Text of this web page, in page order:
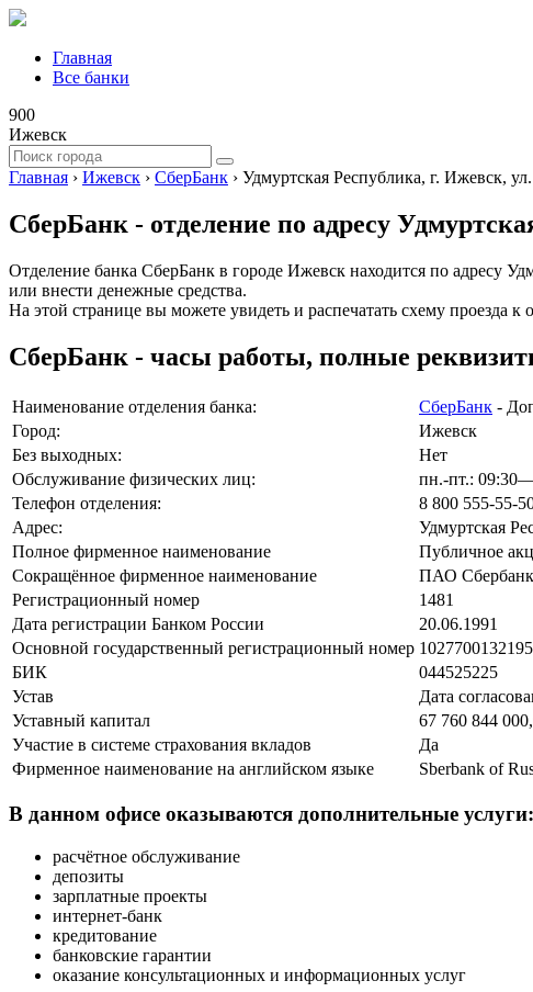
Главная
Все банки
900
Ижевск
Главная › Ижевск › СберБанк › Удмуртская Республика, г. Ижевск,
СберБанк - отделение по адресу
Отделение банка СберБанк в городе Ижевск находится по адресу
или внести денежные средства.
На этой странице вы можете увидеть и распечатать схему проезда
СберБанк - часы работы, полные
Наименование отделения банка: СберБанк -
Город:
Ижевск
Без выходных:
Нет
Обслуживание физических лиц:
пн.-пт.:
Телефон отделения:
8 800 555-55-
Адрес:
Удмуртская
Полное фирменное наименование
Публичное
Сокращённое фирменное наименование
ПАО Сбербанк
Регистрационный номер
1481
Дата регистрации Банком России
20.06.1991
Основной государственный регистрационный номер
БИК
044525225
Устав
Дата
Уставный капитал
67 760 844
Участие в системе страхования вкладов
Да
Фирменное наименование на английском языке
Sberbank of
В данном офисе оказываются дополнительные услуги:
расчётное обслуживание
депозиты
зарплатные проекты
интернет-банк
кредитование
банковские гарантии
оказание консультационных и информационных услуг